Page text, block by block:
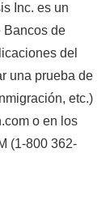
Inc. es un
Bancos de
del
una prueba de
etc.)
o en los
(1-800 362-